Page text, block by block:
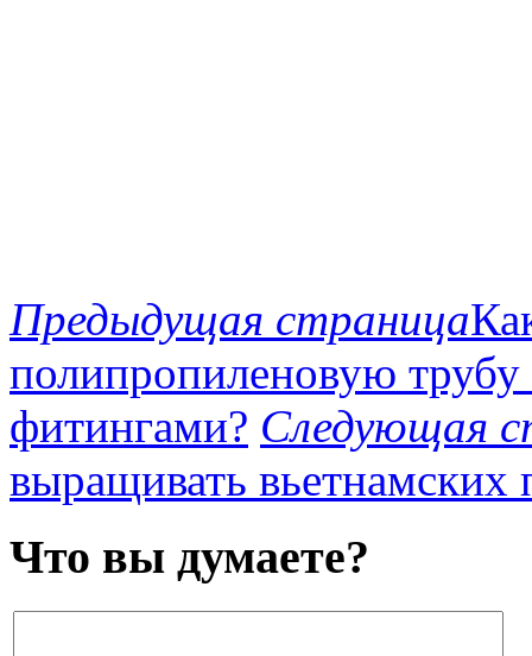
Предыдущая страница
полипропиленовую
фитингами? Следующая
выращивать вьетнамских
Что вы думаете?